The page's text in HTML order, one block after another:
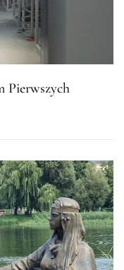
Pierwszych